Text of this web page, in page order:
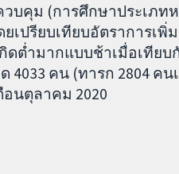
คุม (การศึกษาประเภท
เปรียบเทียบอัตราการเ
ำมากแบบช้าเมื่อเทียบกั
4033 คน (ทารก 2804 ค
นตุลาคม 2020